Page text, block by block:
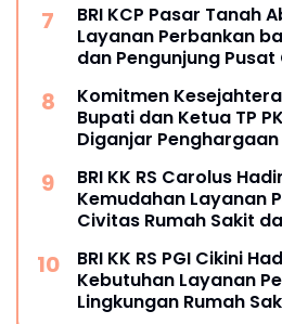
BRI KCP Pasar Tanah
Layanan Perbankan
dan Pengunjung
Komitmen
Bupati dan Ketua TP
Diganjar Penghargaan
BRI KK RS Carolus
Kemudahan Layanan
Civitas Rumah Sakit
BRI KK RS PGI Cikini
Kebutuhan Layanan
Lingkungan Rumah